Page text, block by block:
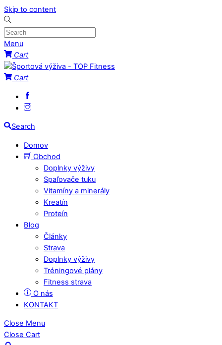
Skip to content
Menu
Cart
Cart
Search
Domov
Obchod
Doplnky výživy
Spaľovače tuku
Vitamíny a minerály
Kreatín
Proteín
Blog
Články
Strava
Doplnky výživy
Tréningové plány
Fitness strava
O nás
KONTAKT
Close Menu
Close Cart